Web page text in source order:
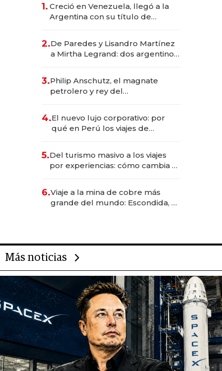
1. Creció en Venezuela, llegó a la
Argentina con su título de
las marcas "fast premium"
2.De Paredes y Lisandro Martínez
a Mirtha Legrand: dos argentinos
3.Philip Anschutz, el magnate
petrolero y rey del
Fénix
4.El nuevo lujo corporativo: por
qué en Perú los viajes de
transformadoras
5.Del turismo masivo a los viajes
por experiencias: cómo cambia el
6.Viaje a la mina de cobre más
grande del mundo: Escondida, el
Más noticias